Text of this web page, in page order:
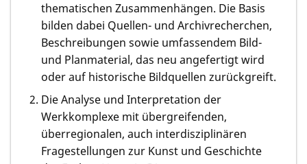
thematischen Zusammenhängen. Die Basis
bilden dabei Quellen- und Archivrecherchen,
Beschreibungen sowie umfassendem Bild-
und Planmaterial, das neu angefertigt wird
oder auf historische Bildquellen zurückgreift.
Die Analyse und Interpretation der
Werkkomplexe mit übergreifenden,
überregionalen, auch interdisziplinären
Fragestellungen zur Kunst und Geschichte